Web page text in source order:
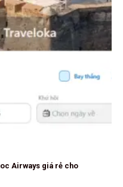
Airways giá rẻ cho